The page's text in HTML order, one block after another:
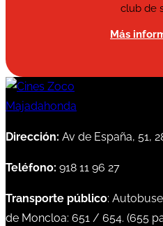
club de
Más
Dirección: Av de España, 51,
Teléfono: 918 11 96 27
Transporte público:
de Moncloa: 651 / 654. (655